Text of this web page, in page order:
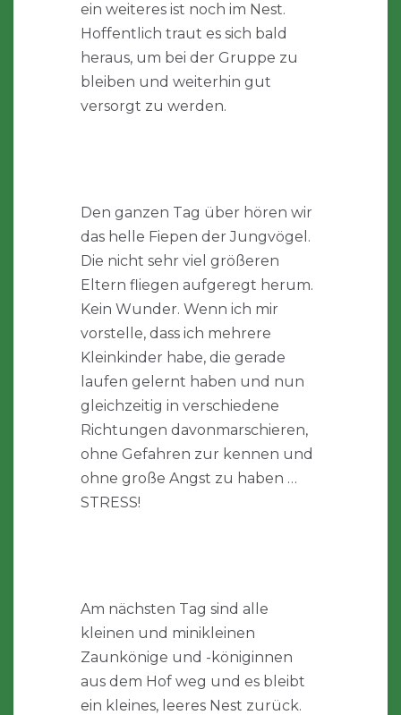
ein weiteres ist noch im Nest.
Hoffentlich traut es sich bald
heraus, um bei der Gruppe zu
bleiben und weiterhin gut
versorgt zu werden.
Den ganzen Tag über hören wir
das helle Fiepen der Jungvögel.
Die nicht sehr viel größeren
Eltern fliegen aufgeregt herum.
Kein Wunder. Wenn ich mir
vorstelle, dass ich mehrere
Kleinkinder habe, die gerade
laufen gelernt haben und nun
gleichzeitig in verschiedene
Richtungen davonmarschieren,
ohne Gefahren zur kennen und
ohne große Angst zu haben …
STRESS!
Am nächsten Tag sind alle
kleinen und minikleinen
Zaunkönige und -königinnen
aus dem Hof weg und es bleibt
ein kleines, leeres Nest zurück.